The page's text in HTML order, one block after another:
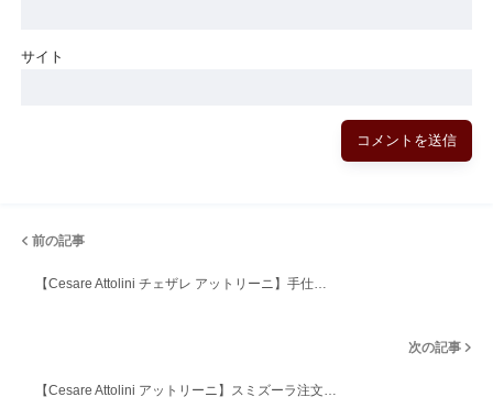
サイト
前の記事
【Cesare Attolini チェザレ アットリーニ】手仕…
次の記事
【Cesare Attolini アットリーニ】スミズーラ注文…